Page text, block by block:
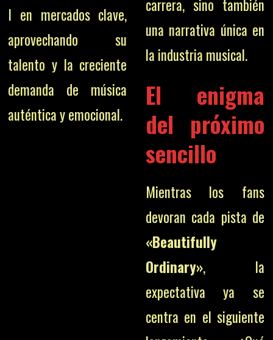
I en mercados clave,
aprovechando su
talento y la creciente
demanda de música
auténtica y emocional.
carrera, sino también
una narrativa única en
la industria musical.
El enigma
del próximo
sencillo
Mientras los fans
devoran cada pista de
«Beautifully
Ordinary», la
expectativa ya se
centra en el siguiente